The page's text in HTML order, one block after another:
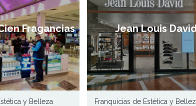
Fragancias
y Belleza
Jean Louis
Franquicias de Estética y